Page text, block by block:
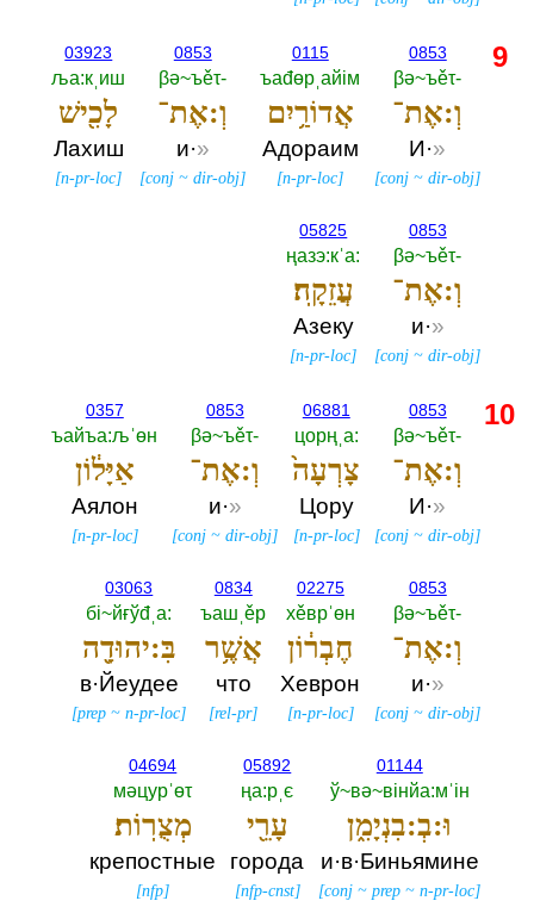
0853
βә~ъěτ-‎
וְ:אֶת־
И·»
[conj ~dir-obj]
0115
ъаđөрˌайiм
אֲדוֹרַ֥יִם
Адораим
[n-pr-loc]
0853
βә~ъěτ-‎
וְ:אֶת־
и·»
[conj ~dir-obj]
03923
ља:кˌиш
לָכִ֖ישׁ
Лахиш
[n-pr-loc]
0853
βә~ъěτ-‎
וְ:אֶת־
и·»
[conj ~dir-obj]
05825
ңазэ:кˈа:‎
עֲזֵקָֽה׃
Азеку
[n-pr-loc]
9
0853
βә~ъěτ-‎
וְ:אֶת־
И·»
[conj ~dir-obj]
06881
цорңˌа:‎
צָרְעָה֙
Цору
[n-pr-loc]
0853
βә~ъěτ-‎
וְ:אֶת־
и·»
[conj ~dir-obj]
0357
ъайъа:љˈөн
אַיָּל֔וֹן
Аялон
[n-pr-loc]
0853
βә~ъěτ-‎
וְ:אֶת־
и·»
[conj ~dir-obj]
02275
хěврˈөн
חֶבְר֔וֹן
Хеврон
[n-pr-loc]
0834
ъашˌěр
אֲשֶׁ֥ר
что
[rel-pr]
03063
бi~йғўđˌа:‎
בִּ:יהוּדָ֖ה
в·Йеудее
[prep ~n-pr-loc]
01144
ў~вә~вiнйа:мˈiн
וּ:בְ:בִנְיָמִ֑ן
и·в·Биньямине
[conj ~prep ~n-pr-loc]
05892
ңа:рˌє
עָרֵ֖י
города
[nfp-cnst]
04694
мәцурˈөτ
מְצֻרֽוֹת׃
крепостные
[nfp]
10